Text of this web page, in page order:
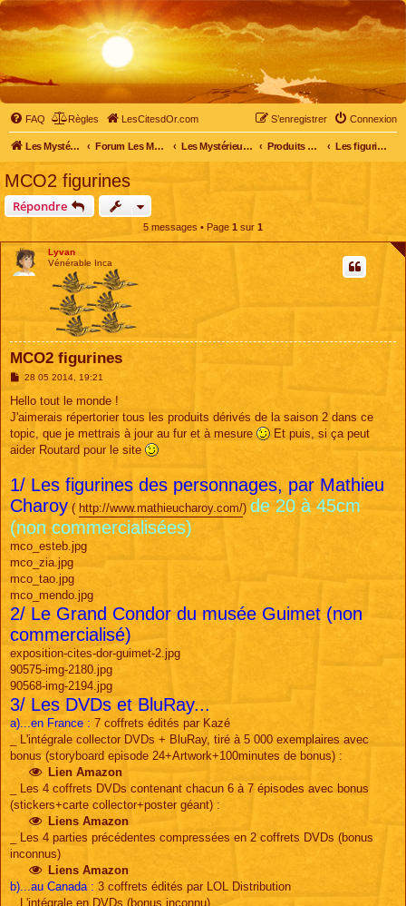
FAQ Règles LesCitesdOr.com Connexion
S’enregistrer
Les Mystérieuses Cités d'Or - LesCitesdOr.com Forum Les Mystérieuses Cités d'Or Les Mystérieuses Cités d'Or Produits dérivés Les figurines, médaillons et autres objets
MCO2 figurines
Répondre
5 messages • Page 1 sur 1
Lyvan
Vénérable Inca
MCO2 figurines
M
s
a
g
e
28 05 2014, 19:21
Hello tout le monde !
J'aimerais répertorier tous les produits dérivés de la saison 2 dans ce
topic, que je mettrais à jour au fur et à mesure
Et puis, si ça peut
aider Routard pour le site
1/ Les figurines des personnages, par Mathieu
Charoy ( http://www.mathieucharoy.com/) de 20 à 45cm
(non commercialisées)
mco_esteb.jpg
mco_zia.jpg
mco_tao.jpg
mco_mendo.jpg
2/ Le Grand Condor du musée Guimet (non
commercialisé)
exposition-cites-dor-guimet-2.jpg
90575-img-2180.jpg
90568-img-2194.jpg
3/ Les DVDs et BluRay...
a)...en France : 7 coffrets édités par Kazé
_ L'intégrale collector DVDs + BluRay, tiré à 5 000 exemplaires avec
bonus (storyboard episode 24+Artwork+100minutes de bonus) :
Lien Amazon
_ Les 4 coffrets DVDs contenant chacun 6 à 7 épisodes avec bonus
(stickers+carte collector+poster géant) :
Liens Amazon
_ Les 4 parties précédentes compressées en 2 coffrets DVDs (bonus
inconnus)
Liens Amazon
b)...au Canada : 3 coffrets édités par LOL Distribution
_ L'intégrale en DVDs (bonus inconnu)